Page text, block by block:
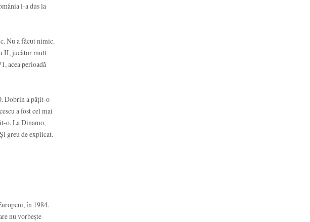
l-a dus la
Nu a făcut nimic.
II, jucător mult
acea perioadă
Dobrin a pățit-o
a fost cel mai
o. La Dinamo,
greu de explicat.
în 1984.
nu vorbește